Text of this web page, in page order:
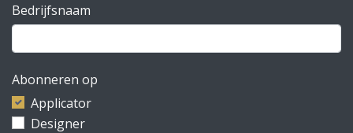
Bedrijfsnaam
Abonneren op
Applicator
Designer